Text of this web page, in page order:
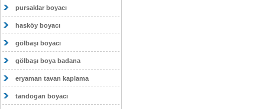
pursaklar boyacı
hasköy boyacı
gölbaşı boyacı
gölbaşı boya badana
eryaman tavan kaplama
tandogan boyacı